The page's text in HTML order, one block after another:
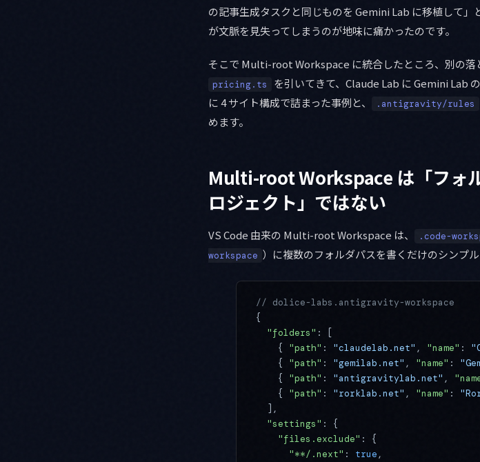
の記事生成タスクと同じものを Gemini Lab に移植して
が文脈を見失ってしまうのが地味に痛かったのです。
そこで Multi-root Workspace に統合したところ、別の落
pricing.ts
を引いてきて、Claude Lab に Gemini Lab
に 4 サイト構成で詰まった事例と、
.antigravity/rules
めます。
Multi-root Workspace は「フォ
ロジェクト」ではない
VS Code 由来の Multi-root Workspace は、 .code-
workspace ）に複数のフォルダパスを書くだけのシンプル
// dolice-labs.antigravity-workspace
{
  "folders"
: [
    {
"path" : "claudelab.net" , "name" :
    {
"path" : "gemilab.net" , "name" :
    {
"path" : "antigravitylab.net" ,
    {
"path" : "rorklab.net" , "name" :
  ],
  "settings"
: {
    "files.exclude"
: {
      "**/.next"
: true ,